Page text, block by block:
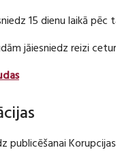
15 dienu laikā
jāiesniedz reizi
publicēšanai